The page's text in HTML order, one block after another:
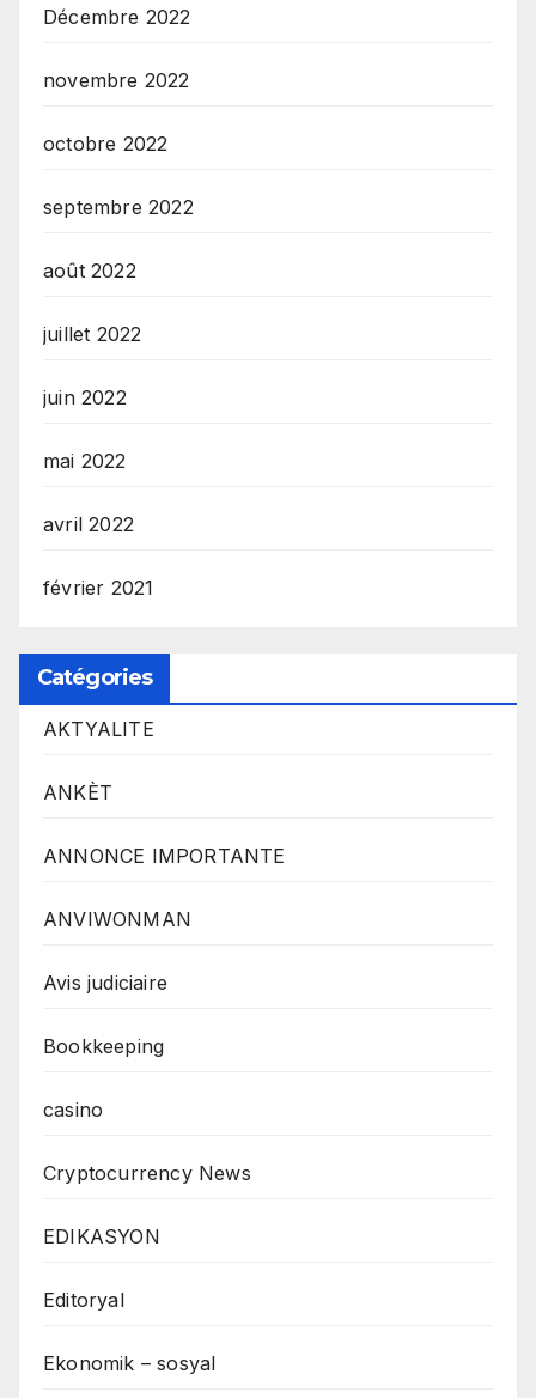
Décembre 2022
novembre 2022
octobre 2022
septembre 2022
août 2022
juillet 2022
juin 2022
mai 2022
avril 2022
février 2021
Catégories
AKTYALITE
ANKÈT
ANNONCE IMPORTANTE
ANVIWONMAN
Avis judiciaire
Bookkeeping
casino
Cryptocurrency News
EDIKASYON
Editoryal
Ekonomik – sosyal